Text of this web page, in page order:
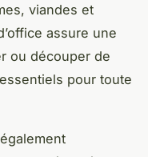
viandes et
assure une
ou découper de
pour toute